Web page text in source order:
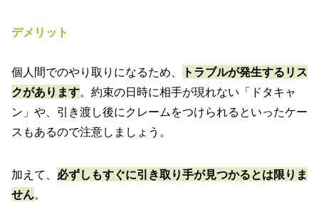
デメリット
個人間でのやり取りになるため、
トラブルが発生するリス
クがあります。約束の日時に相手が現れない「ドタキャ
ン」や、引き渡し後にクレームをつけられるといったケー
スもあるので注意しましょう。
加えて、 必ずしもすぐに引き取り手が見つかるとは限りま
せん。